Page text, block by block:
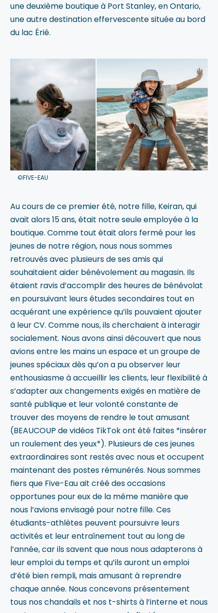
une deuxième boutique à Port Stanley, en Ontario,
une autre destination effervescente située au bord
du lac Érié.
©FIVE-EAU
Au cours de ce premier été, notre fille, Keiran, qui
avait alors 15 ans, était notre seule employée à la
boutique. Comme tout était alors fermé pour les
jeunes de notre région, nous nous sommes
retrouvés avec plusieurs de ses amis qui
souhaitaient aider bénévolement au magasin. Ils
étaient ravis d’accomplir des heures de bénévolat
en poursuivant leurs études secondaires tout en
acquérant une expérience qu’ils pouvaient ajouter
à leur CV. Comme nous, ils cherchaient à interagir
socialement. Nous avons ainsi découvert que nous
avions entre les mains un espace et un groupe de
jeunes spéciaux dès qu’on a pu observer leur
enthousiasme à accueillir les clients, leur flexibilité à
s’adapter aux changements exigés en matière de
santé publique et leur volonté constante de
trouver des moyens de rendre le tout amusant
(BEAUCOUP de vidéos TikTok ont été faites *insérer
un roulement des yeux*). Plusieurs de ces jeunes
extraordinaires sont restés avec nous et occupent
maintenant des postes rémunérés. Nous sommes
fiers que Five-Eau ait créé des occasions
opportunes pour eux de la même manière que
nous l’avions envisagé pour notre fille. Ces
étudiants-athlètes peuvent poursuivre leurs
activités et leur entraînement tout au long de
l’année, car ils savent que nous nous adapterons à
leur emploi du temps et qu’ils auront un emploi
d’été bien rempli, mais amusant à reprendre
chaque année. Nous concevons présentement
tous nos chandails et nos t-shirts à l’interne et nous